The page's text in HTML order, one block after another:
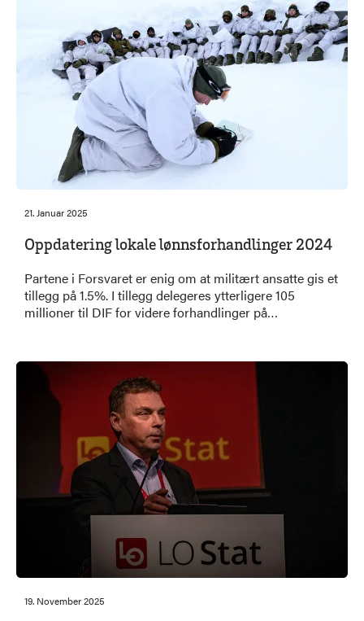
21. Januar 2025
Oppdatering lokale lønnsforhandlinger 2024
Partene i Forsvaret er enig om at militært ansatte gis et
tillegg på 1.5%. I tillegg delegeres ytterligere 105
millioner til DIF for videre forhandlinger på
19. November 2025